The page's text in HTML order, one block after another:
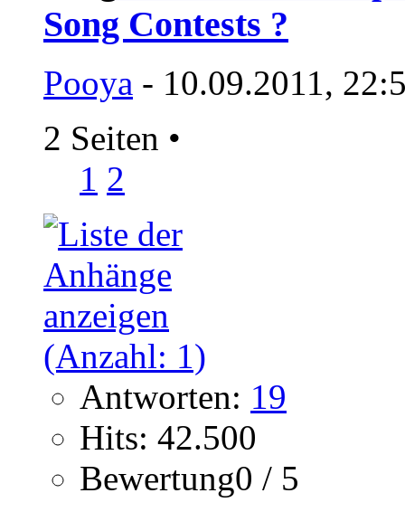
Song Contests ?
Pooya - 10.09.2011,
2 Seiten •
1 2
Antworten: 19
Hits: 42.500
Bewertung0 / 5